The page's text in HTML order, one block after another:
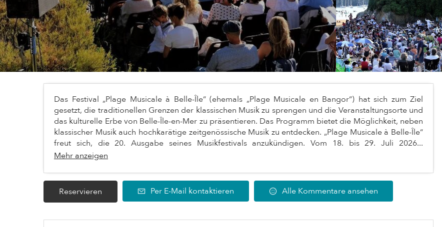
Das Festival „Plage Musicale à Belle-Île“ (ehemals „Plage Musicale en Bangor“) hat sich zum Ziel
gesetzt, die traditionellen Grenzen der klassischen Musik zu sprengen und die Veranstaltungsorte und
das kulturelle Erbe von Belle-Île-en-Mer zu präsentieren. Das Programm bietet die Möglichkeit, neben
klassischer Musik auch hochkarätige zeitgenössische Musik zu entdecken. „Plage Musicale à Belle-Île“
freut sich, die 20. Ausgabe seines Musikfestivals anzukündigen. Vom 18. bis 29. Juli 2026...
Mehr anzeigen
Reservieren Per E-Mail kontaktieren Alle Kommentare ansehen